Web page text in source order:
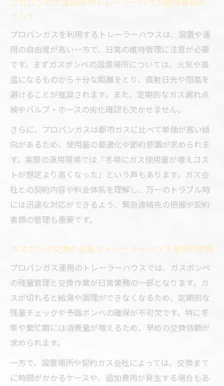
イント
プロパンガスを利用するトレーラーハウスは、設置や運
用の自由度が高い一方で、日常の維持管理に注意が必要
です。まずガスボンベの設置場所については、火気や高
温になるものから十分な距離をとり、直射日光や雨風を
避けることが推奨されます。また、定期的なガス漏れ点
検やバルブ・ホースの劣化確認も欠かせません。
さらに、プロパンガスは都市ガスに比べて単価が高い傾
向があるため、使用量の最適化や節約意識が求められま
す。実際の運用現場では「冬場にガス使用量が増えコス
トが想定より高くなった」という声もあります。ガス会
社との契約内容や料金体系を理解し、万一のトラブル時
には迅速な対応ができるよう、緊急連絡先の把握や契約
書類の管理も重要です。
ガスボンベ交換が必要なトレーラーハウス運用の実態
プロパンガス運用のトレーラーハウスでは、ガスボンベ
の残量管理と交換作業が日常業務の一部となります。ガ
スが切れると給湯や調理ができなくなるため、定期的な
残量チェックや予備ボンベの確保が不可欠です。特に冬
季や繁忙期には消費量が増えるため、早めの交換依頼が
求められます。
一方で、設置場所や契約ガス会社によっては、交換まで
に時間がかかるケースや、追加費用が発生する場合もあ